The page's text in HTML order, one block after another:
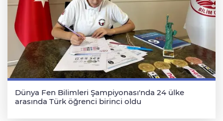
Dünya Fen Bilimleri Şampiyonası'nda 24 ülke
arasında Türk öğrenci birinci oldu